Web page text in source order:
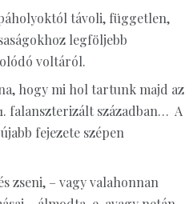
távoli, független,
legföljebb
voltáról.
hogy mi hol tartunk majd az
falanszterizált században… A
fejezete szépen
zseni, – vagy valahonnan